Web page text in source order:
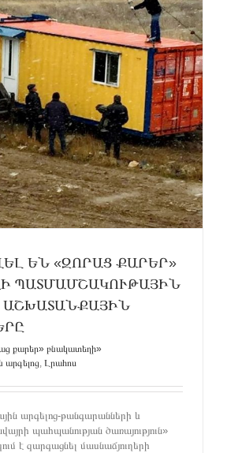
ԵՆ «ԶՈՐԱՑ ՔԱՐԵՐ»
ՊԱՏՄԱՄՇԱԿՈՒԹԱՅԻՆ
ԱՇԽԱՏԱՆՔԱՅԻՆ
քարեր» բնակատեղի»
արգելոց Լրահոս
արգելոց-թանգարանների և
պահպանության ծառայություն»
է զարգացնել մասնաճյուղերի